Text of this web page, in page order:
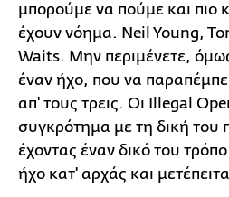
μπορούμε να πούμε και πιο
έχουν νόημα. Neil Young,
Waits. Μην περιμένετε,
έναν ήχο, που να
απ' τους τρεις. Οι Illegal
συγκρότημα με τη δική του
έχοντας έναν δικό του τρόπο
ήχο κατ' αρχάς και